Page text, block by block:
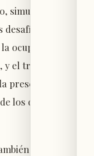
simultáneamente
ocupación israelí
el trabajo para
presencia del
los desplazados
trabaja para